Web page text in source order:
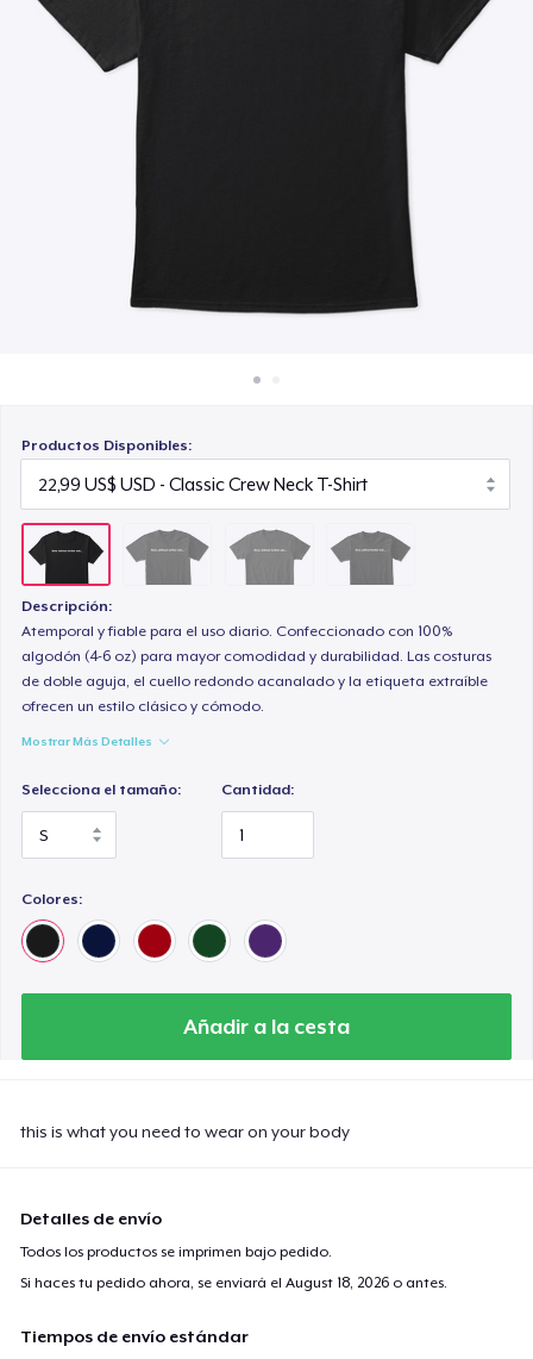
Productos Disponibles:
Descripción:
Atemporal y fiable para el uso diario. Confeccionado con 100%
algodón (4-6 oz) para mayor comodidad y durabilidad. Las costuras
de doble aguja, el cuello redondo acanalado y la etiqueta extraíble
ofrecen un estilo clásico y cómodo.
Mostrar Más Detalles
Selecciona el tamaño: Cantidad:
Colores:
Añadir a la cesta
this is what you need to wear on your body
Detalles de envío
Todos los productos se imprimen bajo pedido.
Si haces tu pedido ahora, se enviará elAugust 18, 2026 o antes.
Tiempos de envío estándar
24,99 US$